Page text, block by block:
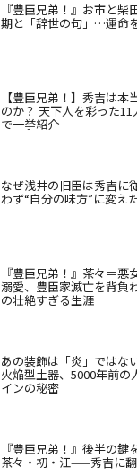
『豊臣兄弟！』お市と
期と「辞世の句」…運命
【豊臣兄弟！】秀吉は
のか？ 天下人を彩った
で一挙紹介
なぜ浅井の旧臣は秀吉に
わず“自分の味方”に変え
『豊臣兄弟！』茶々＝
溺愛、豊臣家滅亡を背負
の壮絶すぎる生涯
あの装飾は「炎」ではな
火焔型土器、5000年前の
インの秘密
『豊臣兄弟！』後半の鍵
茶々・初・江——秀吉に